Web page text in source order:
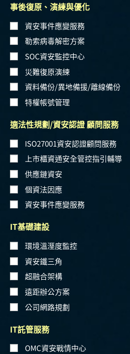
事後復原、演練與優化
資安事件應變服務
勒索病毒解密方案
SOC資安監控中心
災難復原演練
資料備份/異地備援/離線備份
特權帳號管理
適法性規劃/資安認證 顧問服務
ISO27001資安認證顧問服務
上市櫃資通安全管控指引輔導
供應鏈資安
個資法因應
資安事件應變服務
IT基礎建設
環境溫溼度監控
資安鐵三角
超融合架構
遠距辦公方案
公司網路規劃
IT託管服務
OMC資安戰情中心